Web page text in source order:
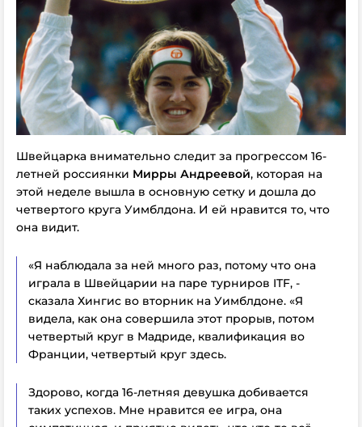
Швейцарка внимательно следит за прогрессом 16-
летней россиянки Мирры Андреевой, которая на
этой неделе вышла в основную сетку и дошла до
четвертого круга Уимблдона. И ей нравится то, что
она видит.
«Я наблюдала за ней много раз, потому что она
играла в Швейцарии на паре турниров ITF, -
сказала Хингис во вторник на Уимблдоне. «Я
видела, как она совершила этот прорыв, потом
четвертый круг в Мадриде, квалификация во
Франции, четвертый круг здесь.
Здорово, когда 16-летняя девушка добивается
таких успехов. Мне нравится ее игра, она